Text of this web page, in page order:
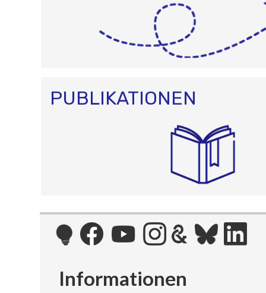
PUBLIKATIONEN
Informationen